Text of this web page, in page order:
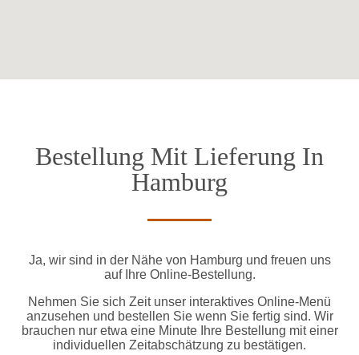
Bestellung Mit Lieferung In
Hamburg
Ja, wir sind in der Nähe von Hamburg und freuen uns
auf Ihre Online-Bestellung.
Nehmen Sie sich Zeit unser interaktives Online-Menü
anzusehen und bestellen Sie wenn Sie fertig sind. Wir
brauchen nur etwa eine Minute Ihre Bestellung mit einer
individuellen Zeitabschätzung zu bestätigen.